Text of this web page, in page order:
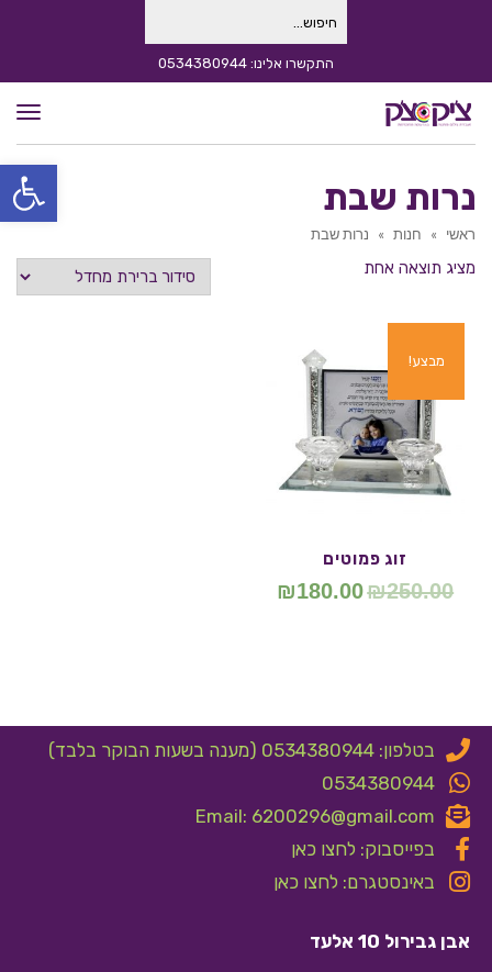
פתח
עבור: התקשרו אלינו: 0534380944
נרות שבת
ראשי » חנות » נרות שבת
מציג תוצאה אחת
מבצע!
זוג פמוטים
₪250.00
₪180.00
בטלפון: 0534380944 (מענה בשעות הבוקר בלבד)
0534380944
Email: 6200296@gmail.com
בפייסבוק: לחצו כאן
באינסטגרם: לחצו כאן
אבן גבירול 10 אלעד